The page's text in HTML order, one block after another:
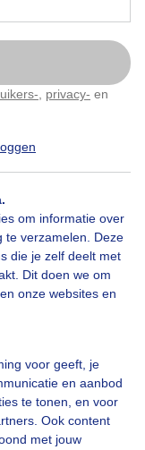
privacy- en
om informatie over
te verzamelen. Deze
die je zelf deelt met
Dit doen we om
onze websites en
voor geeft, je
en aanbod
te tonen, en voor
Ook content
met jouw
interessant
bekeken